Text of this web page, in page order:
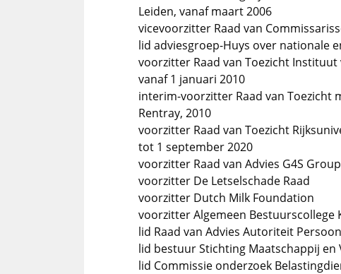
Leiden, vanaf maart 2006
vicevoorzitter Raad van
lid adviesgroep-Huys over nationale
voorzitter Raad van Toezicht
vanaf 1 januari 2010
interim-voorzitter Raad van Toezicht
Rentray, 2010
voorzitter Raad van Toezicht
tot 1 september 2020
voorzitter Raad van Advies G4S Group
voorzitter De Letselschade Raad
voorzitter Dutch Milk Foundation
voorzitter Algemeen Bestuurscollege
lid Raad van Advies Autoriteit
lid bestuur Stichting Maatschappij en
lid Commissie onderzoek